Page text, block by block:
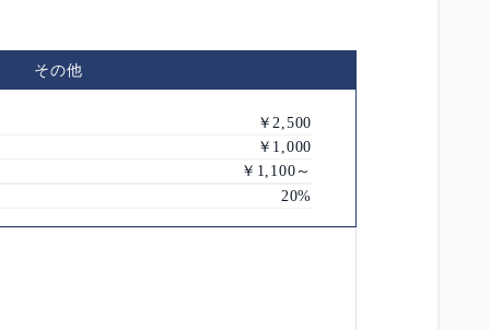
その他
￥2,500
￥1,000
￥1,100～
20%